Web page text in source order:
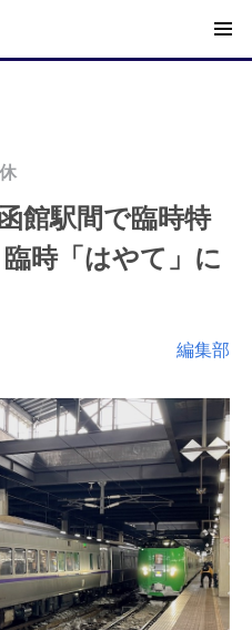
館駅間で臨時特
時「はやて」に
編集部